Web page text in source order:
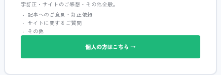
字訂正・サイトのご感想・その他全般。
記事へのご意見・訂正依頼
サイトに関するご質問
その他
個人の方はこちら →